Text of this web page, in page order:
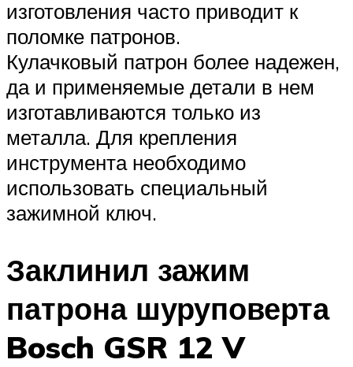
изготовления часто приводит к
поломке патронов.
Кулачковый патрон более надежен,
да и применяемые детали в нем
изготавливаются только из
металла. Для крепления
инструмента необходимо
использовать специальный
зажимной ключ.
Заклинил зажим
патрона шуруповерта
Bosch GSR 12 V